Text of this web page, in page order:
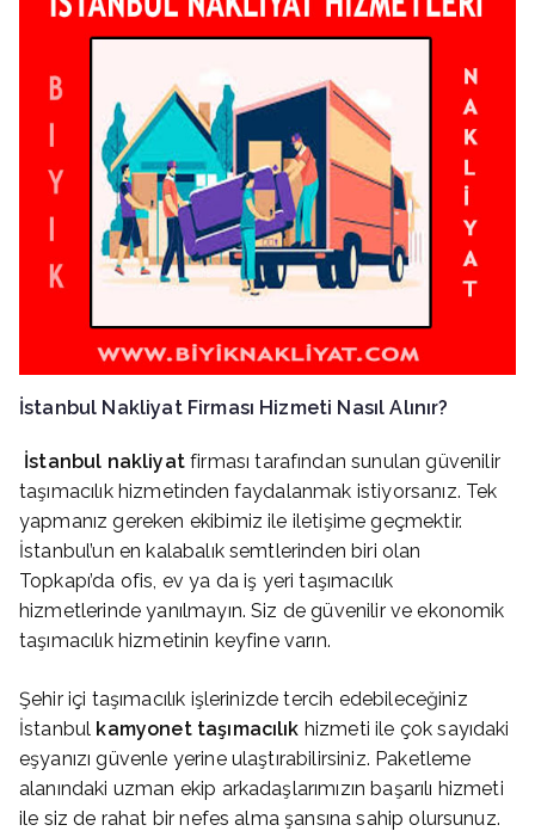
İstanbul Nakliyat Firması Hizmeti Nasıl Alınır?
İstanbul nakliyatfirması tarafından sunulan güvenilir
taşımacılık hizmetinden faydalanmak istiyorsanız. Tek
yapmanız gereken ekibimiz ile iletişime geçmektir.
İstanbul’un en kalabalık semtlerinden biri olan
Topkapı’da ofis, ev ya da iş yeri taşımacılık
hizmetlerinde yanılmayın. Siz de güvenilir ve ekonomik
taşımacılık hizmetinin keyfine varın.
Şehir içi taşımacılık işlerinizde tercih edebileceğiniz
İstanbul kamyonet taşımacılık hizmeti ile çok sayıdaki
eşyanızı güvenle yerine ulaştırabilirsiniz. Paketleme
alanındaki uzman ekip arkadaşlarımızın başarılı hizmeti
ile siz de rahat bir nefes alma şansına sahip olursunuz.